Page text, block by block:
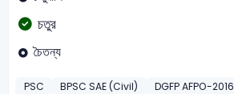
চতুর
চৈতন্য
PSC BPSC SAE (Civil) DGFP AFPO-2016